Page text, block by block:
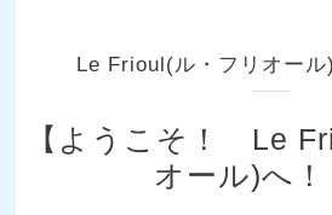
Le Frioul(ル・フリオール
【ようこそ！ Le
オール)へ！